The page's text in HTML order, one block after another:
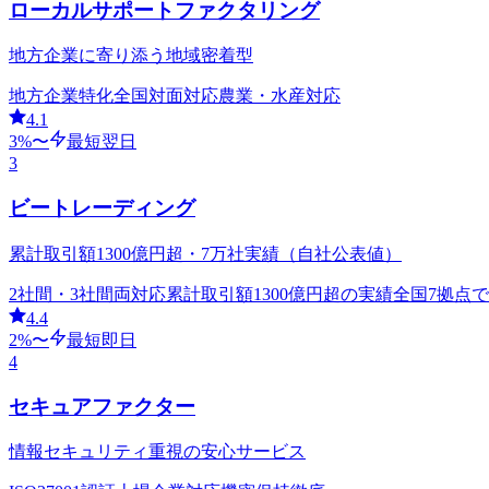
ローカルサポートファクタリング
地方企業に寄り添う地域密着型
地方企業特化全国対面対応農業・水産対応
4.1
3%〜
最短翌日
3
ビートレーディング
累計取引額1300億円超・7万社実績（自社公表値）
2社間・3社間両対応累計取引額1300億円超の実績全国7拠点
4.4
2%〜
最短即日
4
セキュアファクター
情報セキュリティ重視の安心サービス